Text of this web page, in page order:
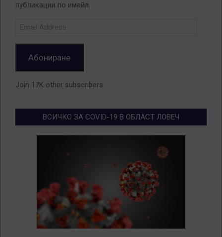
публикации по имейл.
Абониране
Join 17K other subscribers
ВСИЧКО ЗА COVID-19 В ОБЛАСТ ЛОВЕЧ